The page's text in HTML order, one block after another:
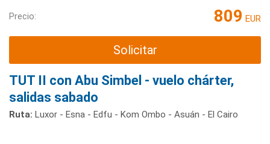
Precio: 809 EUR
Solicitar
TUT II con Abu Simbel - vuelo chárter,
salidas sabado
Ruta: Luxor - Esna - Edfu - Kom Ombo - Asuán - El Cairo